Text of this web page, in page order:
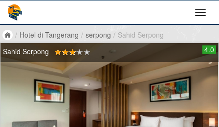
/ Hotel di Tangerang / serpong / Sahid Serpong
Sahid Serpong
4.0